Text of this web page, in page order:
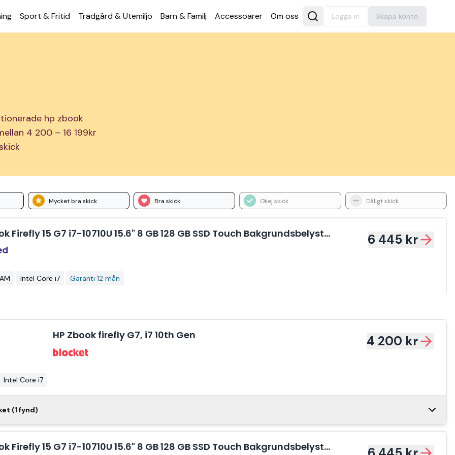
Sport & Fritid Trädgård & Utemiljö Barn & Familj Acces­soarer Om oss Logga in Skapa konto
hp zbook
4 200 – 16 199kr
Mycket bra skick Bra skick Okej skick Dåligt skick
Firefly 15 G7 i7-10710U 15.6" 8 GB 128 GB SSD Touch Bakgrundsbelyst
Quadro P520 Win 11 Pro LT
6 445 kr
Intel Core i7 Garanti 12 mån
HP Zbook firefly G7, i7 10th Gen 4 200 kr
Intel Core i7
15 G7 I7-10510U . 16GB RAM - 512GB SSD. Nvidia
P520
(1 fynd)
Firefly 15 G7 i7-10710U 15.6" 8 GB 128 GB SSD Touch Bakgrundsbelyst